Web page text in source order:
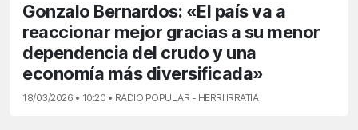
Gonzalo Bernardos: «El país va a
reaccionar mejor gracias a su menor
dependencia del crudo y una
economía más diversificada»
18/03/2026 • 10:20 • RADIO POPULAR - HERRI IRRATIA